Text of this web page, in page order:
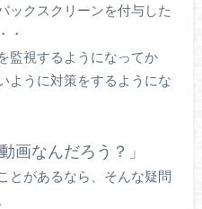
ックスクリーンを付与した
・
監視するようになってか
ように対策をするようにな
画なんだろう？」
とがあるなら、そんな疑問